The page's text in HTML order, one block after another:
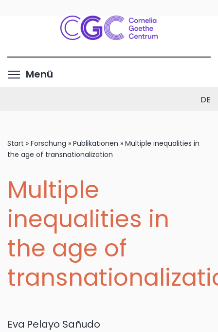
Inhalt
Menü
DE
Start » Forschung » Publikationen » Multiple inequalities in
the age of transnationalization
Multiple
inequalities in
the age of
Eva Pelayo Sañudo